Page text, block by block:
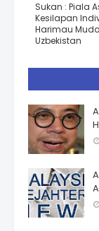
Sukan : Piala
Kesilapan
Harimau
Uzbekistan